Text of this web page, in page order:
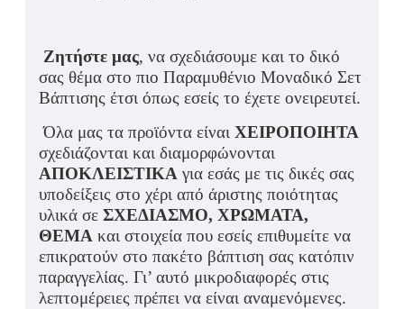
Ζητήστε μας, να σχεδιάσουμε και το δικό
σας θέμα στο πιο Παραμυθένιο Μοναδικό Σετ
Βάπτισης έτσι όπως εσείς το έχετε ονειρευτεί.
Όλα μας τα προϊόντα είναι ΧΕΙΡΟΠΟΙΗΤΑ
σχεδιάζονται και διαμορφώνονται
ΑΠΟΚΛΕΙΣΤΙΚΑ για εσάς με τις δικές σας
υποδείξεις στο χέρι από άριστης ποιότητας
υλικά σε ΣΧΕΔΙΑΣΜΟ, ΧΡΩΜΑΤΑ,
ΘΕΜΑ και στοιχεία που εσείς επιθυμείτε να
επικρατούν στο πακέτο βάπτιση σας κατόπιν
παραγγελίας. Γι’ αυτό μικροδιαφορές στις
λεπτομέρειες πρέπει να είναι αναμενόμενες.